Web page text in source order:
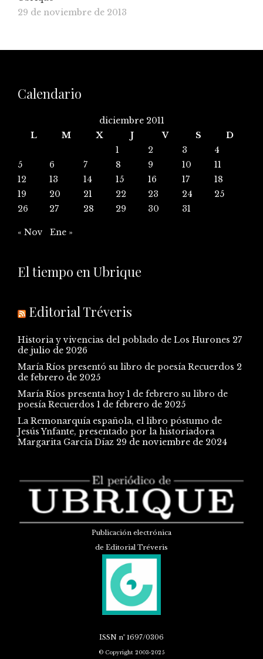
29 de noviembre de 2013
Calendario
diciembre 2011
L
M X J V S
D
1
2 3
4
5
6 7 8 9 10
11
12
13 14 15 16 17
18
19
20 21 22 23 24
25
26
27 28 29 30 31
« Nov Ene »
El tiempo en Ubrique
Editorial Tréveris
Historia y vivencias del poblado de Los Hurones 27
de julio de 2026
María Ríos presentó su libro de poesía Recuerdos 2
de febrero de 2025
María Ríos presenta hoy 1 de febrero su libro de
poesía Recuerdos 1 de febrero de 2025
La Remonarquía española, el libro póstumo de
Jesús Ynfante, presentado por la historiadora
Margarita García Díaz 29 de noviembre de 2024
Publicación electrónica
de Editorial Tréveris
ISSN nº 1697/0306
© Copyright 2003-2025